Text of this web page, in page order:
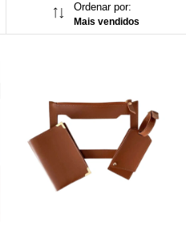
Ordenar por:
Mais vendidos